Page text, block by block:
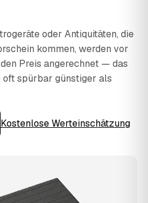
oder Antiquitäten, die
kommen, werden vor
Preis angerechnet — das
oft spürbar günstiger als
Kostenlose Werteinschätzung